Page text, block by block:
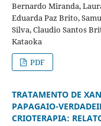
Bernardo Miranda,
Eduarda Paz Brito,
Silva, Claudio Santos
Kataoka
PDF
TRATAMENTO DE
PAPAGAIO-
CRIOTERAPIA: